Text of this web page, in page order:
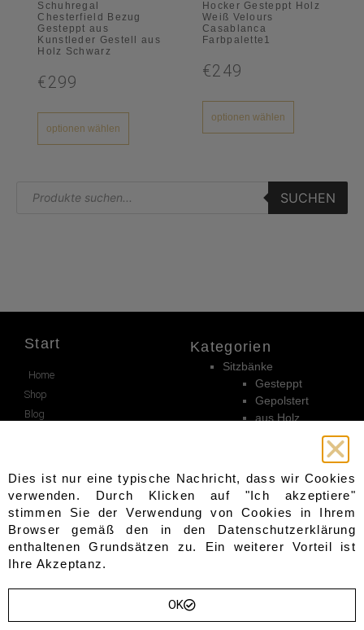
Schuhregal
Chesterfield Bezug
Gesteppt aus
Kunstleder Gestell aus
Holz Schwarz
€299
optionen wählen
Hocker Gesteppt Holz
Weiß Velours
Casablanca
Farbpalette1
€249
optionen wählen
SUCHEN
Start
Home
Shop
Blog
Wishlist
Sevice
Warenkorb
Bezahlung
Kategorien
Sitzbänke
Gesteppt
Gepolstert
aus Holz
Garderoben
Andere
Beistelltische
Sideboards
Wandpaneele
Tische
Stühle
Dies ist nur eine typische Nachricht, dass wir Cookies
verwenden. Durch Klicken auf "Ich akzeptiere"
stimmen Sie der Verwendung von Cookies in Ihrem
Browser gemäß den in den Datenschutzerklärung
enthaltenen Grundsätzen zu. Ein weiterer Vorteil ist
Ihre Akzeptanz.
OK